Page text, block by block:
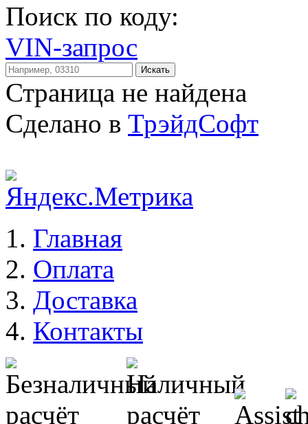
Поиск по коду:
VIN-запрос
Искать
Страница не найдена
Сделано в ТрэйдСофт
Главная
Оплата
Доставка
Контакты